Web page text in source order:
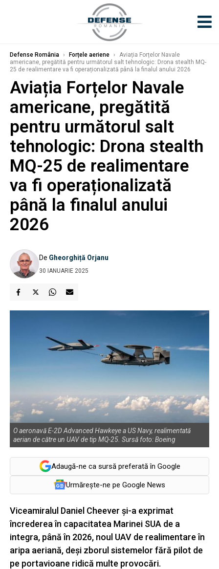
Defense România › Forțele aeriene ›
Aviația Forțelor Navale
americane, pregătită pentru următorul salt tehnologic: Drona stealth MQ-
25 de realimentare va fi operaționalizată până la finalul anului 2026
Aviația Forțelor Navale
americane, pregătită
pentru următorul salt
tehnologic: Drona stealth
MQ-25 de realimentare
va fi operaționalizată
până la finalul anului
2026
De Gheorghiță Orjanu
30 IANUARIE 2025
O aeronavă E-2D Advanced Hawkeye a US Navy, realimentată
aerian de către un UAV de tip MQ-25. Sursă foto: Boeing
Adaugă-ne ca sursă preferată în Google
Urmărește-ne pe Google News
Viceamiralul Daniel Cheever și-a exprimat
încrederea în capacitatea Marinei SUA de a
integra, până în 2026, noul UAV de realimentare în
aripa aeriană, deși zborul sistemelor fără pilot de
pe portavioane ridică multe provocări.